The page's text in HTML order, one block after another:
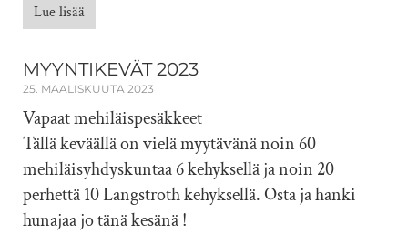
Lue lisää
MYYNTIKEVÄT 2023
25. MAALISKUUTA 2023
Vapaat mehiläispesäkkeet
Tällä keväällä on vielä myytävänä noin 60
mehiläisyhdyskuntaa 6 kehyksellä ja noin 20
perhettä 10 Langstroth kehyksellä. Osta ja hanki
hunajaa jo tänä kesänä !